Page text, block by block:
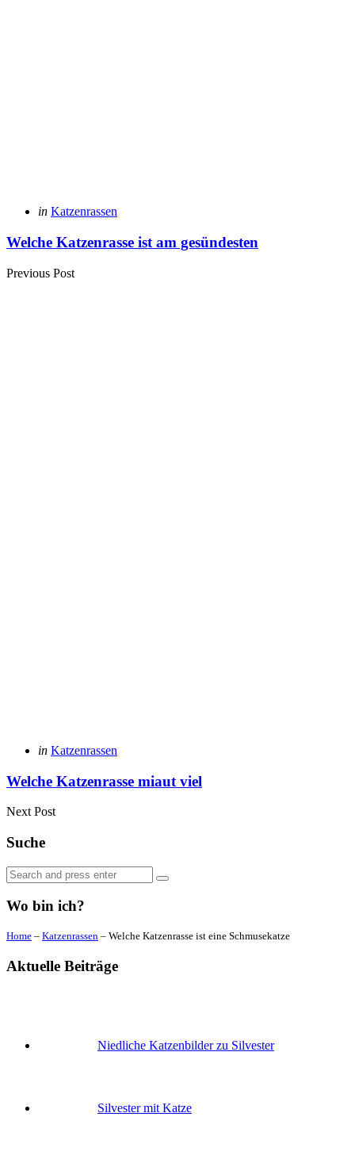
Posted
in Katzenrassen
Welche Katzenrasse ist am gesündesten
Previous Post
Posted
in Katzenrassen
Welche Katzenrasse miaut viel
Next Post
Suche
Search
for:
Search
Wo bin ich?
Home – Katzenrassen – Welche Katzenrasse ist eine Schmusekatze
Aktuelle Beiträge
Niedliche Katzenbilder zu Silvester
Silvester mit Katze